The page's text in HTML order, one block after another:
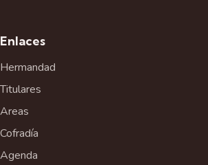
Enlaces
Hermandad
Titulares
Areas
Cofradía
Agenda